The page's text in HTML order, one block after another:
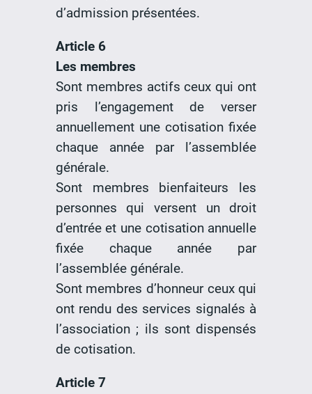
d’admission présentées.
Article 6
Les membres
Sont membres actifs ceux qui ont
pris l’engagement de verser
annuellement une cotisation fixée
chaque année par l’assemblée
générale.
Sont membres bienfaiteurs les
personnes qui versent un droit
d’entrée et une cotisation annuelle
fixée chaque année par
l’assemblée générale.
Sont membres d’honneur ceux qui
ont rendu des services signalés à
l’association ; ils sont dispensés
de cotisation.
Article 7